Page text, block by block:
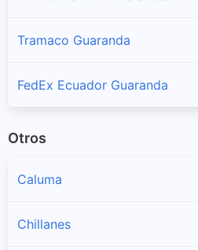
Tramaco Guaranda
FedEx Ecuador Guaranda
Otros
Caluma
Chillanes